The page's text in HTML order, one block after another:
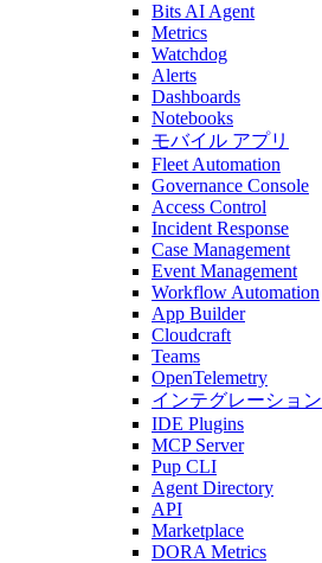
Bits AI Agent
Metrics
Watchdog
Alerts
Dashboards
Notebooks
モバイル アプリ
Fleet Automation
Governance Console
Access Control
Incident Response
Case Management
Event Management
Workflow Automation
App Builder
Cloudcraft
Teams
OpenTelemetry
インテグレーション
IDE Plugins
MCP Server
Pup CLI
Agent Directory
API
Marketplace
DORA Metrics